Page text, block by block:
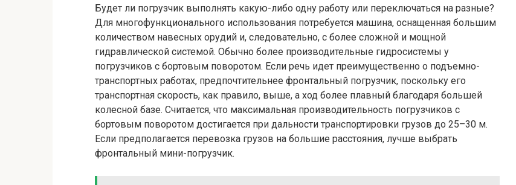
Будет ли погрузчик выполнять какую-либо одну работу или переключаться на разные?
Для многофункционального использования потребуется машина, оснащенная большим
количеством навесных орудий и, следовательно, с более сложной и мощной
гидравлической системой. Обычно более производительные гидросистемы у
погрузчиков с бортовым поворотом. Если речь идет преимущественно о подъемно-
транспортных работах, предпочтительнее фронтальный погрузчик, поскольку его
транспортная скорость, как правило, выше, а ход более плавный благодаря большей
колесной базе. Считается, что максимальная производительность погрузчиков с
бортовым поворотом достигается при дальности транспортировки грузов до 25–30 м.
Если предполагается перевозка грузов на большие расстояния, лучше выбрать
фронтальный мини-погрузчик.